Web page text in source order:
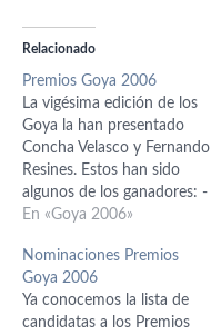
Relacionado
Premios Goya 2006
La vigésima edición de los
Goya la han presentado
Concha Velasco y Fernando
Resines. Estos han sido
algunos de los ganadores: -
Mejor actor de reparto:
método -Mejor diseño de
Vestuario: María José
Iglesias por Camarón -Mejor
dirección Novel: Juan Cruz ,
En «Goya 2006»
Nominaciones Premios
Goya 2006
Ya conocemos la lista de
candidatas a los Premios